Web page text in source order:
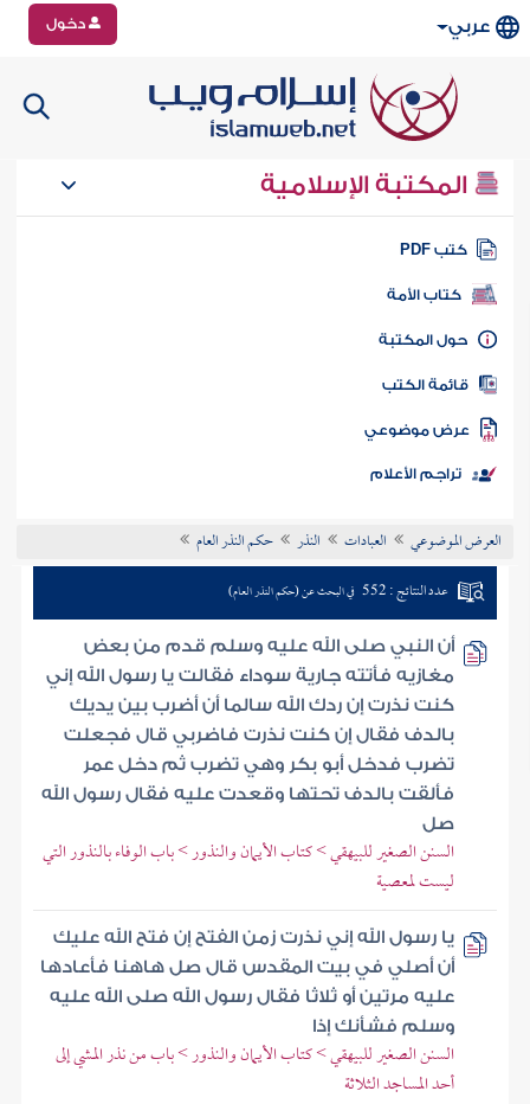
عربي دخول
المكتبة الإسلامية
كتب PDF
كتاب الأمة
المكتبة
الكتب
موضوعي
تراجم الأعلام
العرض الموضوعي العبادات النذر حكم النذر العام
عدد النتائج : 552 في البحث عن (حكم النذر العام)
أن النبي صلى الله عليه وسلم قدم من بعض
مغازيه فأتته جارية سوداء فقالت يا رسول الله إني
كنت نذرت إن ردك الله سالما أن أضرب بين يديك
بالدف فقال إن كنت نذرت فاضربي قال فجعلت
تضرب فدخل أبو بكر وهي تضرب ثم دخل عمر
فألقت بالدف تحتها وقعدت عليه فقال رسول الله
صل
السنن الصغير للبيهقي > كتاب الأيمان والنذور > باب الوفاء بالنذور التي
ليست لمعصية
يا رسول الله إني نذرت زمن الفتح إن فتح الله عليك
أن أصلي في بيت المقدس قال صل هاهنا فأعادها
عليه مرتين أو ثلاثا فقال رسول الله صلى الله عليه
وسلم فشأنك إذا
السنن الصغير للبيهقي > كتاب الأيمان والنذور > باب من نذر المشي إلى
أحد المساجد الثلاثة